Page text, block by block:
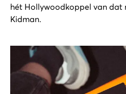
hét Hollywoodkoppel van dat
Kidman.